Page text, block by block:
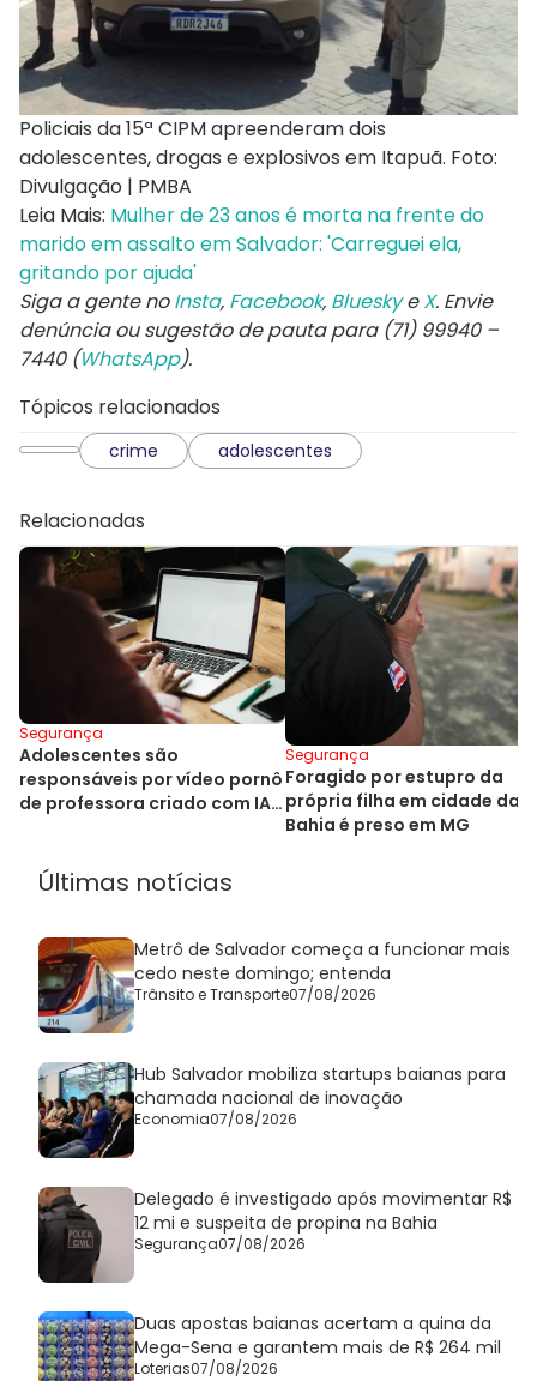
Policiais da 15ª CIPM apreenderam dois
adolescentes, drogas e explosivos em Itapuã. Foto:
Divulgação | PMBA
Leia Mais: Mulher de 23 anos é morta na frente do
marido em assalto em Salvador: 'Carreguei ela,
gritando por ajuda'
Siga a gente noInsta, Facebook, BlueskyeX. Envie
denúncia ou sugestão de pauta para (71) 99940 –
7440 (WhatsApp).
Tópicos relacionados
crime adolescentes
Relacionadas
Segurança
Adolescentes são
responsáveis por vídeo pornô
de professora criado com IA
Segurança
Foragido por estupro da
própria filha em cidade da
Bahia é preso em MG
Últimas notícias
Metrô de Salvador começa a funcionar mais
cedo neste domingo; entenda
Trânsito e Transporte07/08/2026
Hub Salvador mobiliza startups baianas para
chamada nacional de inovação
Economia07/08/2026
Delegado é investigado após movimentar R$
12 mi e suspeita de propina na Bahia
Segurança07/08/2026
Duas apostas baianas acertam a quina da
Mega-Sena e garantem mais de R$ 264 mil
Loterias07/08/2026